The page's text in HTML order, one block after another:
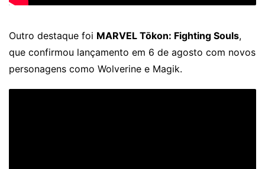
Outro destaque foi MARVEL Tōkon: Fighting Souls,
que confirmou lançamento em 6 de agosto com novos
personagens como Wolverine e Magik.